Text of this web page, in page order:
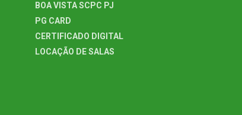
BOA VISTA SCPC PJ
PG CARD
CERTIFICADO DIGITAL
LOCAÇÃO DE SALAS